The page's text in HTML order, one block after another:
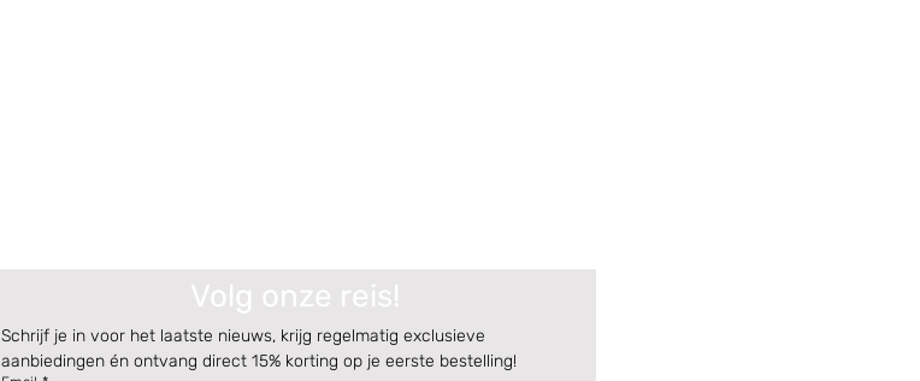
Volg onze reis!
Schrijf je in voor het laatste nieuws, krijg regelmatig exclusieve
aanbiedingen én ontvang direct 15% korting op je eerste bestelling!